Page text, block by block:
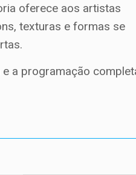
oferece aos artistas
texturas e formas se
a programação